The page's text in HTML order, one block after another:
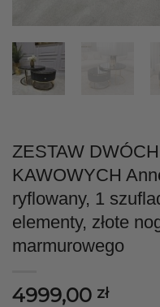
ZESTAW
KAWOWYCH
ryflowany, 1
elementy, złote
marmurowego
4999,00 zł